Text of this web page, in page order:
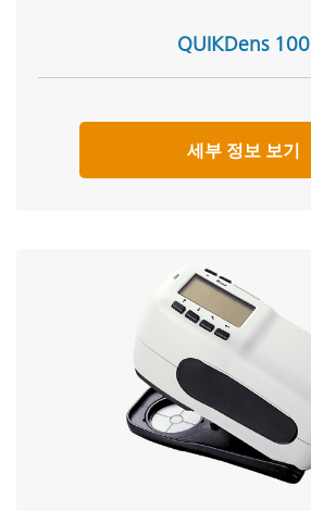
QUIKDens 100
세부 정보 보기